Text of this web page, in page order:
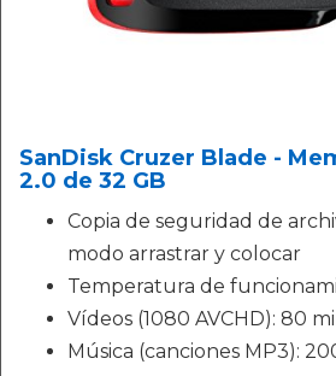
SanDisk Cruzer Blade -
2.0 de 32 GB
Copia de seguridad de
modo arrastrar y colocar
Temperatura de
Vídeos (1080 AVCHD): 80
Música (canciones MP3):